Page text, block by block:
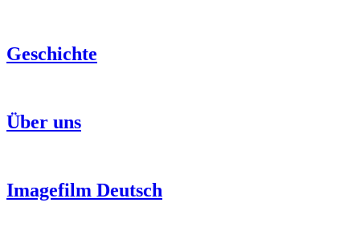
Geschichte
Über uns
Imagefilm Deutsch